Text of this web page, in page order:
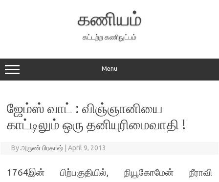
கணியம்
கட்டற்ற கணிநுட்பம்
Menu
ஜேம்ஸ் வாட் : விஞ்ஞானியை
காட்டிலும் ஒரு தனியுரிமைவாதி !
Byஅருண் பிரகாஷ் April 9, 2013
1764இன் பிற்பகுதியில், நியூகோமேன் நீராவி